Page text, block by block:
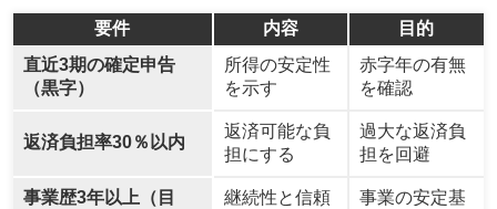
要件 内容
目的
直近3期の確定申告
（黒字）
所得の安定性
を示す
赤字年の有無
を確認
返済負担率30％以内
返済可能な負
担にする
過大な返済負
担を回避
事業歴3年以上（目
継続性と信頼
事業の安定基